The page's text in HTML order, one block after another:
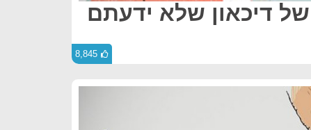
של דיכאון שלא ידעתם
8,845